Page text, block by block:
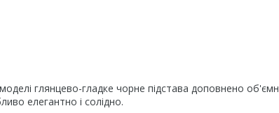
глянцево-гладке чорне підстава доповнено
елегантно і солідно.